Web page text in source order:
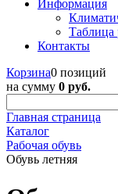
Информация
Таблица
Контакты
Корзина0 позиций
на сумму 0 руб.
Главная страница
Каталог
Рабочая обувь
Обувь летняя